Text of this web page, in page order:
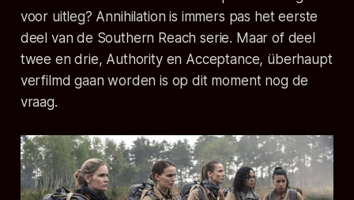
voor uitleg? Annihilation is immers pas het eerste
deel van de Southern Reach serie. Maar of deel
twee en drie, Authority en Acceptance, überhaupt
verfilmd gaan worden is op dit moment nog de
vraag.